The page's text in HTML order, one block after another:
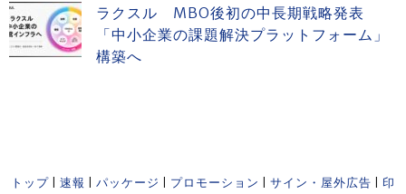
ラクスル MBO後初の中長期戦略発表
「中小企業の課題解決プラットフォーム」
構築へ
トップ 速報 パッケージ プロモーション サイン・屋外広告 印